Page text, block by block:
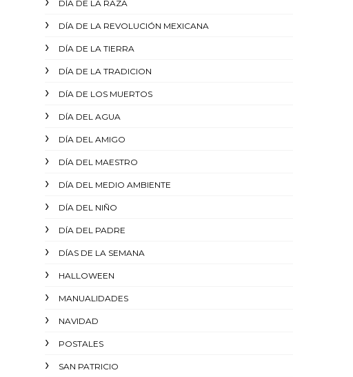
DÍA DE LA RAZA
DÍA DE LA REVOLUCIÓN MEXICANA
DÍA DE LA TIERRA
DÍA DE LA TRADICION
DÍA DE LOS MUERTOS
DÍA DEL AGUA
DÍA DEL AMIGO
DÍA DEL MAESTRO
DÍA DEL MEDIO AMBIENTE
DÍA DEL NIÑO
DÍA DEL PADRE
DÍAS DE LA SEMANA
HALLOWEEN
MANUALIDADES
NAVIDAD
POSTALES
SAN PATRICIO